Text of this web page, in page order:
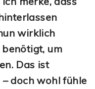
wirklich
um
Das ist
doch wohl fühle